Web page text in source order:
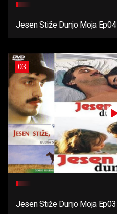
Jesen Stiže Dunjo Moja Ep04
03
Jesen Stiže Dunjo Moja Ep03